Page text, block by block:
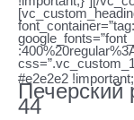
#e2e2e2
Печерский
44